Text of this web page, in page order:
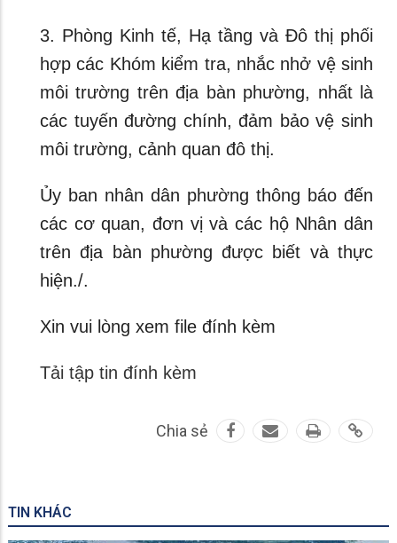
3. Phòng Kinh tế, Hạ tầng và Đô thị phối
hợp các Khóm kiểm tra, nhắc nhở vệ sinh
môi trường trên địa bàn phường, nhất là
các tuyến đường chính, đảm bảo vệ sinh
môi trường, cảnh quan đô thị.
Ủy ban nhân dân phường thông báo đến
các cơ quan, đơn vị và các hộ Nhân dân
trên địa bàn phường được biết và thực
hiện./.
Xin vui lòng xem file đính kèm
Tải tập tin đính kèm
Chia sẻ
TIN KHÁC